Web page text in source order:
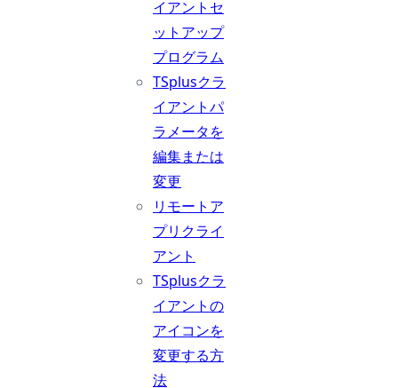
イアントセ
ットアップ
プログラム
TSplusクラ
イアントパ
ラメータを
編集または
変更
リモートア
プリクライ
アント
TSplusクラ
イアントの
アイコンを
変更する方
法